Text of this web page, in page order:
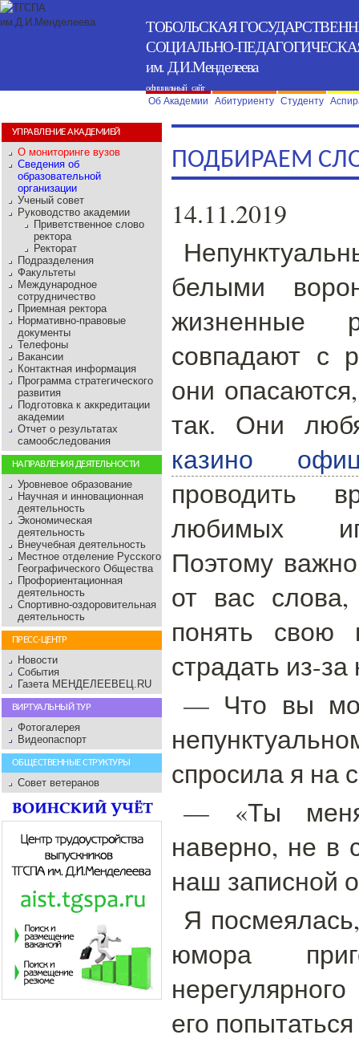
ТОБОЛЬСКАЯ
СОЦИАЛЬНО-
им. Д.И.Менделеева
официальный сайт
Об Академии
Абитуриенту Студенту
УПРАВЛЕНИЕ АКАДЕМИЕЙ
О мониторинге вузов
Сведения об
образовательной
организации
Ученый совет
Руководство академии
Приветственное слово
ректора
Ректорат
Подразделения
Факультеты
Международное
сотрудничество
Приемная ректора
Нормативно-правовые
документы
Телефоны
Вакансии
Контактная информация
Программа стратегического
развития
Подготовка к аккредитации
академии
Отчет о результатах
самообследования
НАПРАВЛЕНИЯ ДЕЯТЕЛЬНОСТИ
Уровневое образование
Научная и инновационная
деятельность
Экономическая
деятельность
Внеучебная деятельность
Местное отделение Русского
Географического Общества
Профориентационная
деятельность
Спортивно-оздоровительная
деятельность
ПРЕСС-ЦЕНТР
Новости
События
Газета МЕНДЕЛЕЕВЕЦ.RU
ВИРТУАЛЬНЫЙ ТУР
Фотогалерея
Видеопаспорт
ОБЩЕСТВЕННЫЕ СТРУКТУРЫ
Совет ветеранов
ПОДБИРАЕМ
14.11.2019
белыми
жизненные
совпадают с
они
так. Они
казино
проводить
любимых
Поэтому
от вас
понять свою
страдать из-за
— Что вы
спросила я на
— «Ты
наверно, не в
наш записной
Я
юмора
его